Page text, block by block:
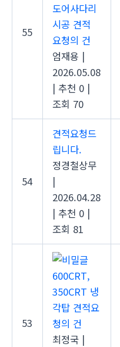
55
도어사다리
시공 견적
요청의 건
엄재용 |
2026.05.08
| 추천 0 |
조회 70
54
견적요청드
립니다.
정경철상무
|
2026.04.28
| 추천 0 |
조회 81
53
600CRT,
350CRT 냉
각탑 견적요
청의 건
최정국 |